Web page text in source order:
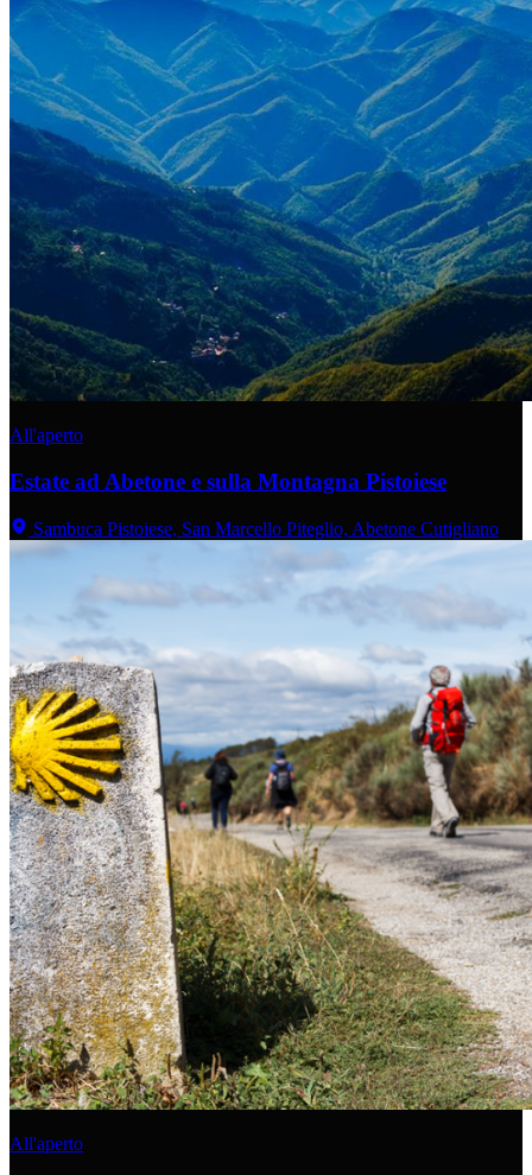
All'aperto
Estate ad Abetone e sulla Montagna Pistoiese
Sambuca Pistoiese, San Marcello Piteglio, Abetone Cutigliano
All'aperto